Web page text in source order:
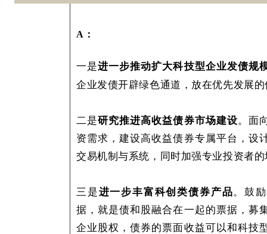
A：
一是进一步推动扩大科技型企业发债规
企业发债开辟绿色通道，放在优先发展
二是研究推进高收益债券市场建设。面
资需求，建设高收益债券专属平台，设
交易机制与系统，同时加强专业投资者
三是进一步丰富科创类债券产品。鼓
据，就是债和股融合在一起的票据，募
企业股权，债券的票面收益可以和科技